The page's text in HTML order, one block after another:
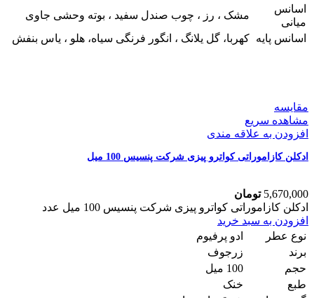
اسانس
میانی
مشک ، رز ، چوب صندل سفید ، بوته وحشی جاوی
اسانس پایه کهربا، گل یلانگ ، انگور فرنگی سیاه، هلو ، یاس بنفش
مقایسه
مشاهده سریع
افزودن به علاقه مندی
ادکلن کازاموراتی کواترو پیزی شرکت پنسیس 100 میل
5,670,000 تومان
ادکلن کازاموراتی کواترو پیزی شرکت پنسیس 100 میل عدد
افزودن به سبد خرید
نوع عطر
ادو پرفیوم
برند
زرجوف
حجم
100 میل
طبع
خنک